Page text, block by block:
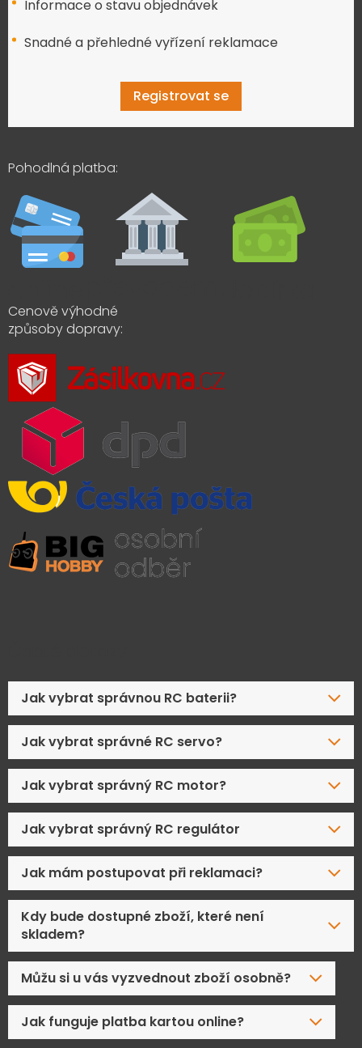
Informace o stavu objednávek
Snadné a přehledné vyřízení reklamace
Registrovat se
Pohodlná platba:
Cenově výhodné
způsoby dopravy:
Jak vybrat správnou RC baterii?
Jak vybrat správné RC servo?
Jak vybrat správný RC motor?
Jak vybrat správný RC regulátor
Jak mám postupovat při reklamaci?
Kdy bude dostupné zboží, které není
skladem?
Můžu si u vás vyzvednout zboží osobně?
Jak funguje platba kartou online?